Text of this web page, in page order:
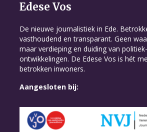
Edese Vos
De nieuwe journalistiek in Ede.
vasthoudend en transparant. Geen
maar verdieping en duiding van
ontwikkelingen. De Edese Vos is hét
betrokken inwoners.
Aangesloten bij: